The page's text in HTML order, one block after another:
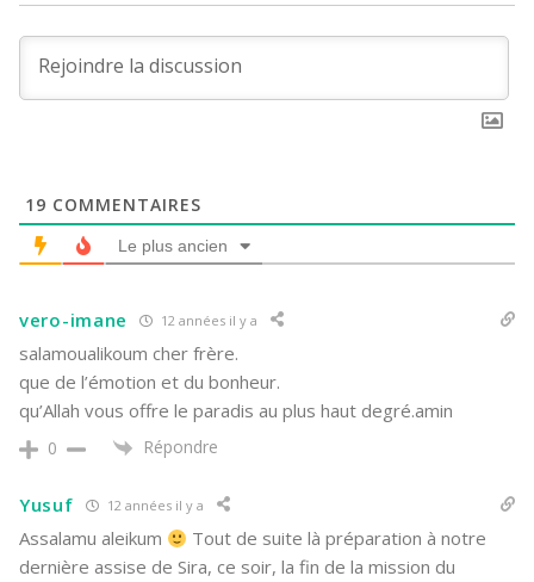
19 COMMENTAIRES
Le plus ancien
vero-imane 12 années il y a
salamoualikoum cher frère.
que de l’émotion et du bonheur.
qu’Allah vous offre le paradis au plus haut degré.amin
0 Répondre
Yusuf 12 années il y a
Assalamu aleikum
Tout de suite là préparation à notre
dernière assise de Sira, ce soir, la fin de la mission du